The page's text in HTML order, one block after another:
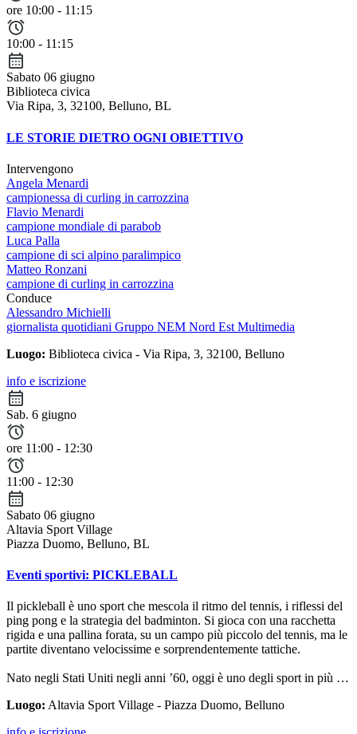
ore 10:00 - 11:15
10:00 - 11:15
Sabato 06 giugno
Biblioteca civica
Via Ripa, 3, 32100, Belluno, BL
LE STORIE DIETRO OGNI OBIETTIVO
Intervengono
Angela Menardi
campionessa di curling in carrozzina
Flavio Menardi
campione mondiale di parabob
Luca Palla
campione di sci alpino paralimpico
Matteo Ronzani
campione di curling in carrozzina
Conduce
Alessandro Michielli
giornalista quotidiani Gruppo NEM Nord Est Multimedia
Luogo: Biblioteca civica - Via Ripa, 3, 32100, Belluno
info e iscrizione
Sab. 6 giugno
ore 11:00 - 12:30
11:00 - 12:30
Sabato 06 giugno
Altavia Sport Village
Piazza Duomo, Belluno, BL
Eventi sportivi: PICKLEBALL
Il pickleball è uno sport che mescola il ritmo del tennis, i riflessi del
ping pong e la strategia del badminton. Si gioca con una racchetta
rigida e una pallina forata, su un campo più piccolo del tennis, ma le
partite diventano velocissime e sorprendentemente tattiche.
Nato negli Stati Uniti negli anni ’60, oggi è uno degli sport in più …
Luogo: Altavia Sport Village - Piazza Duomo, Belluno